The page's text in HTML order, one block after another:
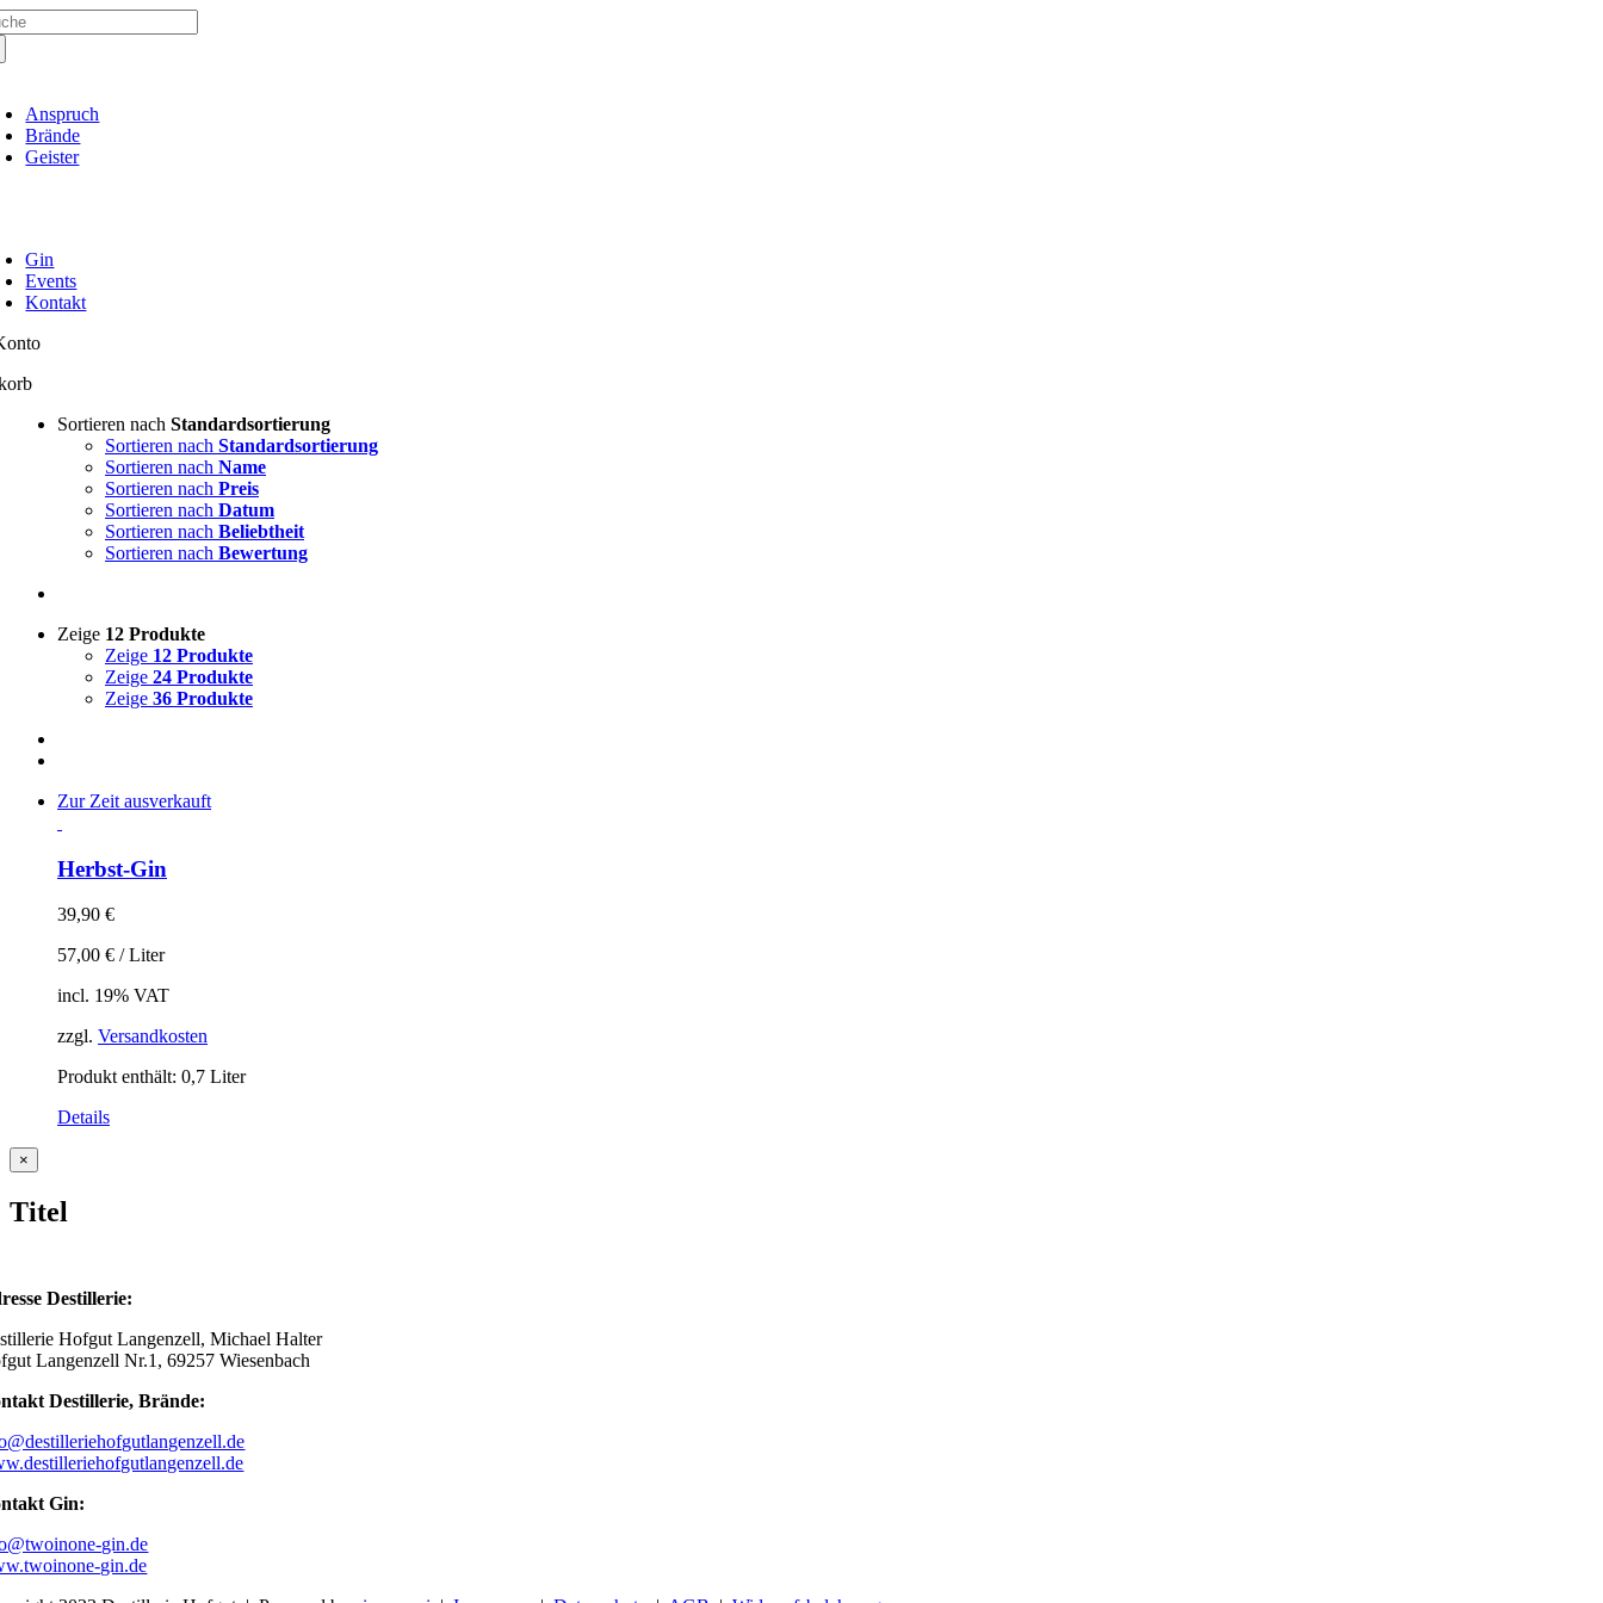
Zum
Inhalt
Anspruch
Brände
Geister
Gin
Events
Kontakt
Sortieren nach Standardsortierung
Sortieren nach Standardsortierung
Sortieren nach Name
Sortieren nach Preis
Sortieren nach Datum
Sortieren nach Beliebtheit
Sortieren nach Bewertung
Zeige 12 Produkte
Zeige 12 Produkte
Zeige 24 Produkte
Zeige 36 Produkte
Zur Zeit ausverkauft
Herbst-Gin
39,90 €
57,00 € /Liter
incl. 19% VAT
zzgl. Versandkosten
Produkt enthält: 0,7 Liter
Details
Close
product
view
×
Titel
Destillerie:
Hofgut Langenzell, Michael Halter
Langenzell Nr.1, 69257 Wiesenbach
Destillerie, Brände:
Gin:
gin.de
gin.de